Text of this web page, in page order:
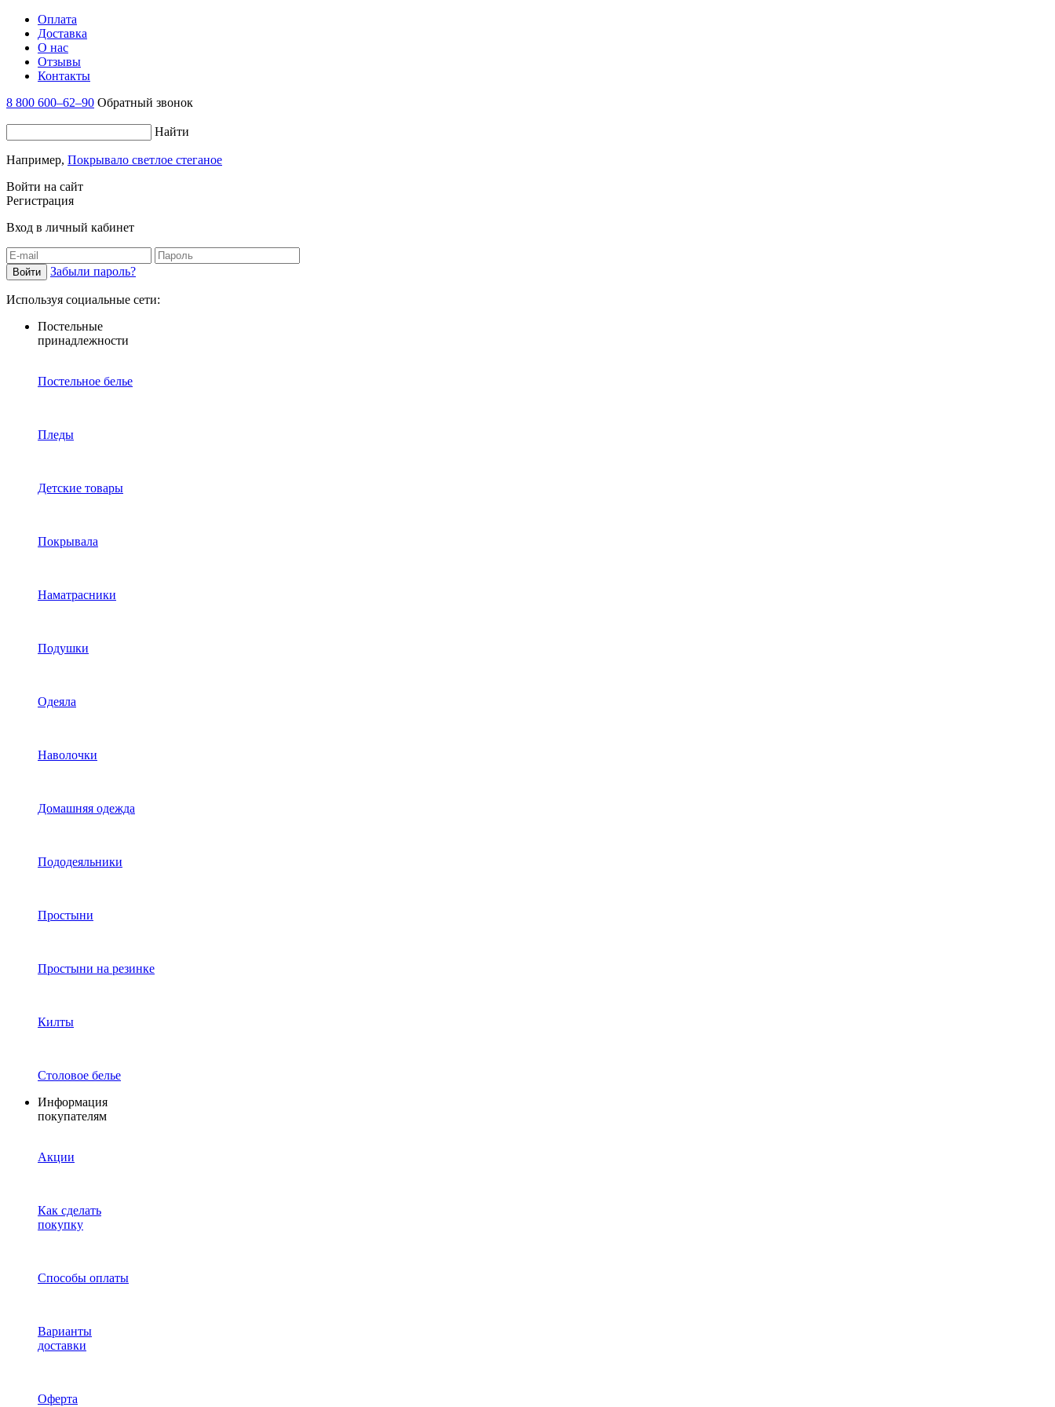
Оплата
Доставка
О нас
Отзывы
Контакты
8 800 600–62–90 Обратный звонок
Найти
Например, Покрывало светлое стеганое
Войти на сайт
Регистрация
Вход в личный кабинет
Забыли пароль?
Используя социальные сети:
Постельные
принадлежности
Постельное белье
Пледы
Детские товары
Покрывала
Наматрасники
Подушки
Одеяла
Наволочки
Домашняя одежда
Пододеяльники
Простыни
Простыни на резинке
Килты
Столовое белье
Информация
покупателям
Акции
Как сделать
покупку
Способы оплаты
Варианты
доставки
Оферта